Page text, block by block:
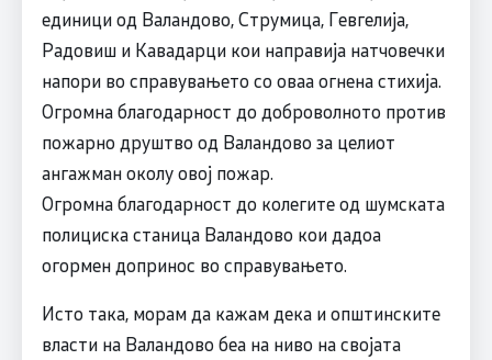
единици од Валандово, Струмица, Гевгелија,
Радовиш и Кавадарци кои направија натчовечки
напори во справувањето со оваа огнена стихија.
Огромна благодарност до доброволното против
пожарно друштво од Валандово за целиот
ангажман околу овој пожар.
Огромна благодарност до колегите од шумската
полициска станица Валандово кои дадоа
огормен допринос во справувањето.
Исто така, морам да кажам дека и општинските
власти на Валандово беа на ниво на својата